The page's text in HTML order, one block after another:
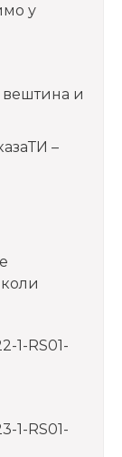
у
вештина и
–
1-RS01-
1-RS01-